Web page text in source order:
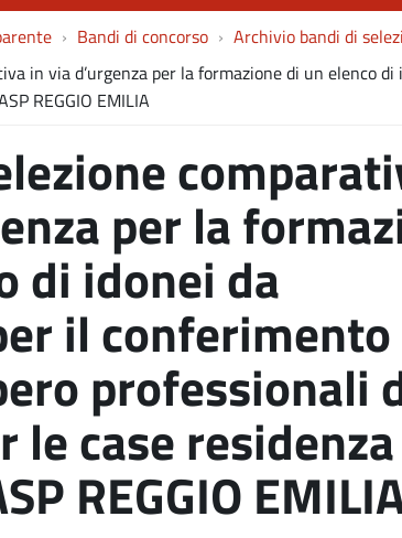
Bandi di concorso Archivio bandi di
in via d’urgenza per la formazione di un elenco
REGGIO EMILIA
per la
di idonei da
il conferimento
professionali
le case residenza
REGGIO